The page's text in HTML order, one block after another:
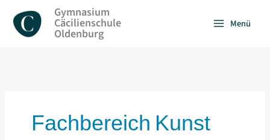
Inhalt
springen
Gymnasium
Cäcilienschule
Oldenburg
Menü
Fachbereich Kunst